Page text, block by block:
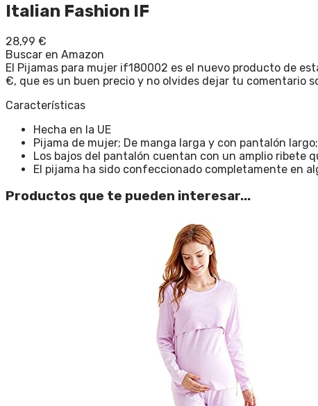
Italian Fashion IF
28,99 €
Buscar en Amazon
El Pijamas para mujer if180002 es el nuevo producto de
€, que es un buen precio y no olvides dejar tu comentario
Características
Hecha en la UE
Pijama de mujer; De manga larga y con pantalón
Los bajos del pantalón cuentan con un amplio ribete
El pijama ha sido confeccionado completamente en
Productos que te pueden interesar...